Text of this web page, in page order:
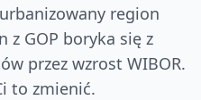
region
z GOP boryka się z
przez wzrost WIBOR.
to zmienić.